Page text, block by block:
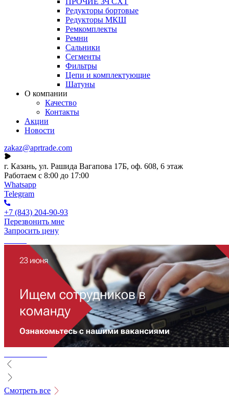
Редукторы бортовые
Редукторы МКШ
Ремкомплекты
Ремни
Сальники
Сегменты
Фильтры
Цепи и комплектующие
Шатуны
О компании
Качество
Контакты
Акции
Новости
zakaz@aprtrade.com
г. Казань, ул. Рашида Вагапова 17Б, оф. 608, 6 этаж
Работаем с 8:00 до 17:00
Whatsapp
Telegram
+7 (843) 204-90-93
Перезвонить мне
Запросить цену
Смотреть все